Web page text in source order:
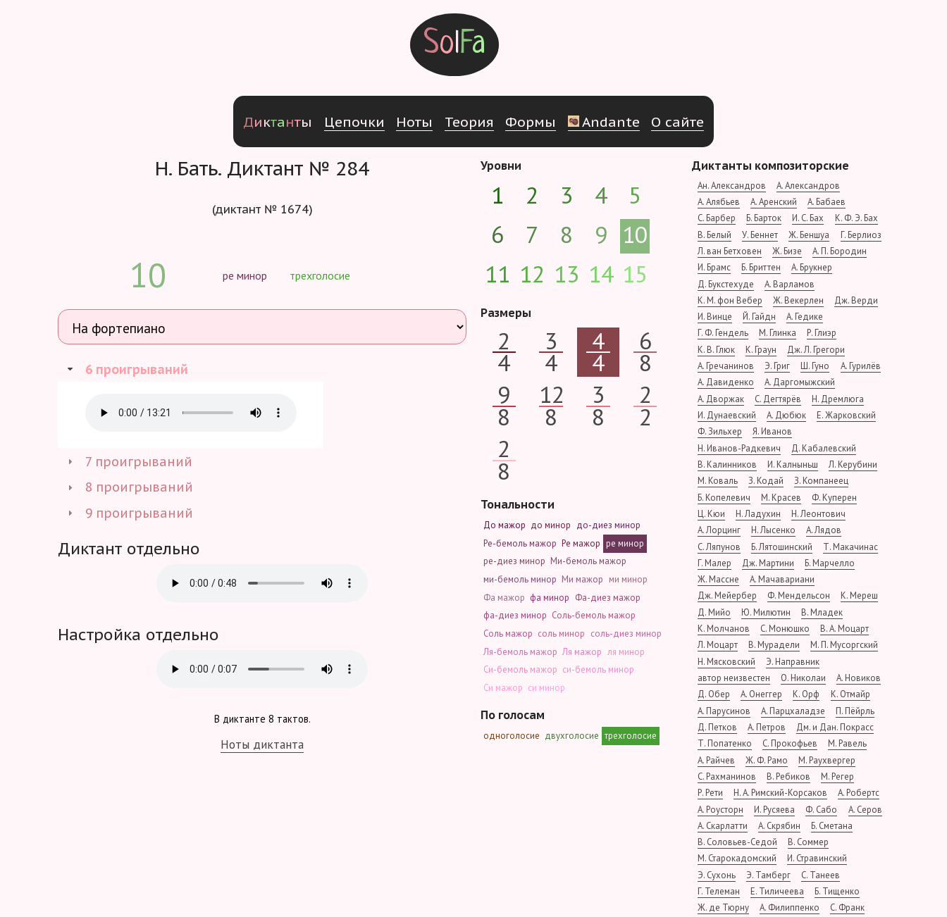
SolFa
Диктанты Цепочки Ноты Теория Формы Andante О сайте
Н. Бать. Диктант № 284
(диктант № 1674)
10 ре минор трехголосие
6 проигрываний
7 проигрываний
8 проигрываний
9 проигрываний
Диктант отдельно
Настройка отдельно
В диктанте 8 тактов.
Ноты диктанта
Уровни
1 2 3 4
5
6
7 8 9 10
11 12 13 14 15
Размеры
2
4
3
4
4
4
6
8
9
8
12
8
3
8
2
2
2
8
Тональности
До мажор до минор до-диез минор
Ре-бемоль мажор Ре мажор ре минор
ре-диез минор Ми-бемоль мажор
ми-бемоль минор Ми мажор ми минор
Фа мажор фа минор Фа-диез мажор
фа-диез минор Соль-бемоль мажор
Соль мажор соль минор соль-диез минор
Ля-бемоль мажор Ля мажор ля минор
Си-бемоль мажор си-бемоль минор
Си мажор си минор
По голосам
одноголосие двухголосие трехголосие
Диктанты композиторские
Ан. Александров
А. Александров
А. Алябьев
А. Аренский
А. Бабаев
С. Барбер
Б. Барток И. С. Бах
К. Ф. Э. Бах
В. Белый
У. Беннет Ж. Беншуа
Г. Берлиоз
Л. ван Бетховен
Ж. Бизе
А. П. Бородин
И. Брамс
Б. Бриттен
А. Брукнер
Д. Букстехуде
А. Варламов
К. М. фон Вебер
Ж. Векерлен
Дж. Верди
И. Винце
Й. Гайдн
А. Гедике
Г. Ф. Гендель
М. Глинка
Р. Глиэр
К. В. Глюк
К. Граун
Дж. Л. Грегори
А. Гречанинов
Э. Григ Ш. Гуно
А. Гурилёв
А. Давиденко
А. Даргомыжский
А. Дворжак
С. Дегтярёв
Н. Дремлюга
И. Дунаевский
А. Дюбюк
Е. Жарковский
Ф. Зильхер
Я. Иванов
Н. Иванов-Радкевич
Д. Кабалевский
В. Калинников
И. Калныньш
Л. Керубини
М. Коваль
З. Кодай
З. Компанеец
Б. Копелевич
М. Красев
Ф. Куперен
Ц. Кюи
Н. Ладухин
Н. Леонтович
А. Лорцинг
Н. Лысенко
А. Лядов
С. Ляпунов
Б. Лятошинский
Т. Макачинас
Г. Малер
Дж. Мартини
Б. Марчелло
Ж. Массне
А. Мачавариани
Дж. Мейербер
Ф. Мендельсон
К. Мереш
Д. Мийо
Ю. Милютин
В. Младек
К. Молчанов
С. Монюшко
В. А. Моцарт
Л. Моцарт
В. Мурадели
М. П. Мусоргский
Н. Мясковский
Э. Направник
автор неизвестен
О. Николаи
А. Новиков
Д. Обер
А. Онеггер К. Орф
К. Отмайр
А. Парусинов
А. Парцхаладзе
П. Пёйрль
Д. Петков
А. Петров
Дм. и Дан. Покрасс
Т. Попатенко
С. Прокофьев
М. Равель
А. Райчев
Ж. Ф. Рамо
М. Раухвергер
С. Рахманинов
В. Ребиков
М. Регер
Р. Рети
Н. А. Римский-Корсаков
А. Робертс
А. Роусторн
И. Русяева Ф. Сабо
А. Серов
А. Скарлатти
А. Скрябин
Б. Сметана
В. Соловьев-Седой
В. Соммер
М. Старокадомский
И. Стравинский
Э. Сухонь
Э. Тамберг
С. Танеев
Г. Телеман
Е. Тиличеева
Б. Тищенко
Ж. де Тюрну
А. Филиппенко
С. Франк